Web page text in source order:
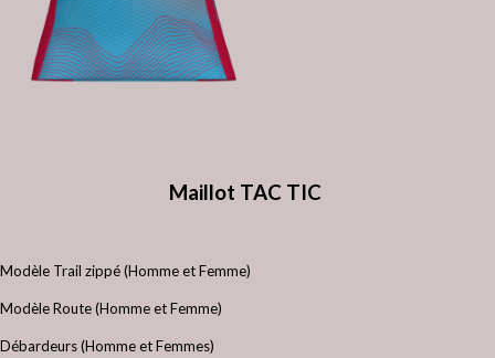
Maillot TAC TIC
Modèle Trail zippé (Homme et Femme)
Modèle Route (Homme et Femme)
Débardeurs (Homme et Femmes)